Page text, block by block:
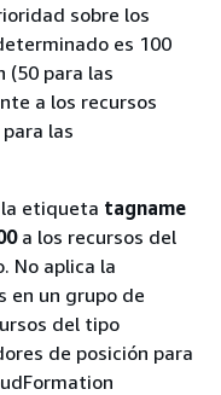
sobre los
es 100
(50 para las
a los recursos
las
la etiqueta tagname
a los recursos del
No aplica la
en un grupo de
del tipo
de posición para